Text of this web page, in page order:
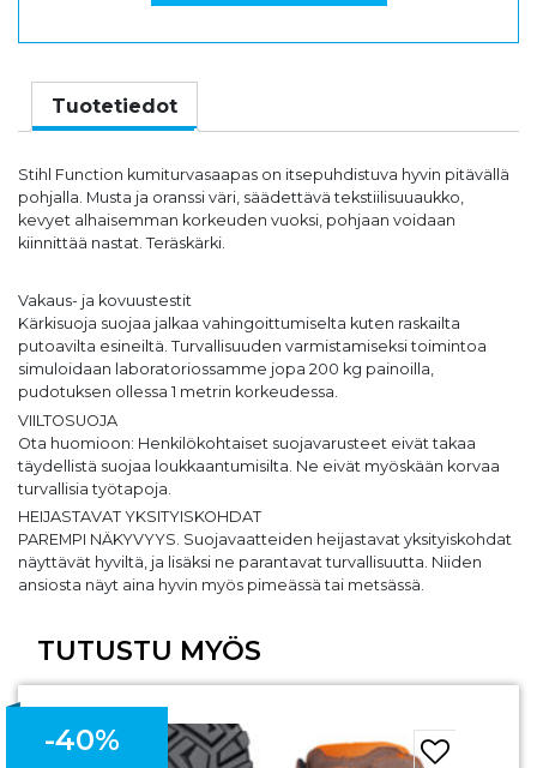
Tuotetiedot
Stihl Function kumiturvasaapas on itsepuhdistuva hyvin pitävällä
pohjalla. Musta ja oranssi väri, säädettävä tekstiilisuuaukko,
kevyet alhaisemman korkeuden vuoksi, pohjaan voidaan
kiinnittää nastat. Teräskärki.
Vakaus- ja kovuustestit
Kärkisuoja suojaa jalkaa vahingoittumiselta kuten raskailta
putoavilta esineiltä. Turvallisuuden varmistamiseksi toimintoa
simuloidaan laboratoriossamme jopa 200 kg painoilla,
pudotuksen ollessa 1 metrin korkeudessa.
VIILTOSUOJA
Ota huomioon: Henkilökohtaiset suojavarusteet eivät takaa
täydellistä suojaa loukkaantumisilta. Ne eivät myöskään korvaa
turvallisia työtapoja.
HEIJASTAVAT YKSITYISKOHDAT
PAREMPI NÄKYVYYS. Suojavaatteiden heijastavat yksityiskohdat
näyttävät hyviltä, ja lisäksi ne parantavat turvallisuutta. Niiden
ansiosta näyt aina hyvin myös pimeässä tai metsässä.
TUTUSTU MYÖS
-40%